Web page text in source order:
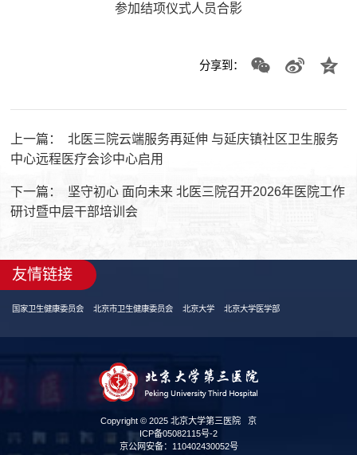
参加结项仪式人员合影
分享到：
上一篇：
北医三院云端服务再延伸 与延庆镇社区卫生服务
中心远程医疗会诊中心启用
下一篇：
坚守初心 面向未来 北医三院召开2026年医院工作
研讨暨中层干部培训会
友情链接
国家卫生健康委员会 北京市卫生健康委员会 北京大学 北京大学医学部
Copyright © 2025 北京大学第三医院 京
ICP备05082115号-2
京公网安备：110402430052号